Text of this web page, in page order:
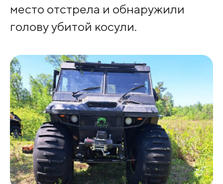
место отстрела и обнаружили
голову убитой косули.